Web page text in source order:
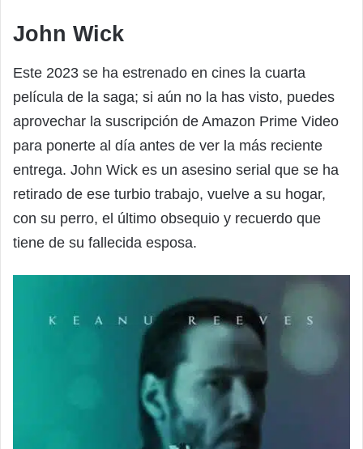
John Wick
Este 2023 se ha estrenado en cines la cuarta
película de la saga; si aún no la has visto, puedes
aprovechar la suscripción de Amazon Prime Video
para ponerte al día antes de ver la más reciente
entrega. John Wick es un asesino serial que se ha
retirado de ese turbio trabajo, vuelve a su hogar,
con su perro, el último obsequio y recuerdo que
tiene de su fallecida esposa.